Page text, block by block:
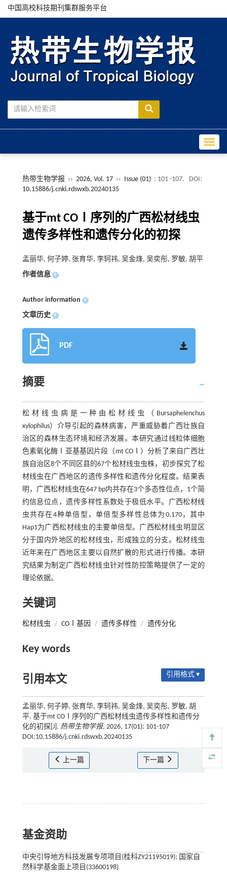
中国高校科技期刊集群服务平台
热带生物学报 ›› 2026, Vol. 17 ›› Issue (01) : 101 -107.
DOI:
10.15886/j.cnki.rdswxb.20240135
基于mt COⅠ序列的广西松材线虫
遗传多样性和遗传分化的初探
孟丽华, 何子婷, 张育华, 李轲祎, 吴金烽, 吴奕彤, 罗敏, 胡平
作者信息 +
Author information +
文章历史 +
PDF
摘要
松材线虫病是一种由松材线虫（Bursaphelenchus
xylophilus）介导引起的森林病害，严重威胁着广西壮族自
治区的森林生态环境和经济发展。本研究通过线粒体细胞
色素氧化酶Ⅰ亚基基因片段（mt COⅠ）分析了来自广西壮
族自治区8个不同区县的67个松材线虫虫株，初步探究了松
材线虫在广西地区的遗传多样性和遗传分化程度。结果表
明，广西松材线虫在647 bp内共存在3个多态性位点，1个简
约信息位点，遗传多样性系数处于极低水平。广西松材线
虫共存在4种单倍型，单倍型多样性总体为0.170，其中
Hap1为广西松材线虫的主要单倍型。广西松材线虫明显区
分于国内外地区的松材线虫，形成独立的分支。松材线虫
近年来在广西地区主要以自然扩散的形式进行传播。本研
究结果为制定广西松材线虫针对性防控策略提供了一定的
理论依据。
关键词
松材线虫 / COⅠ基因 / 遗传多样性 / 遗传分化
Key words
引用本文 引用格式 ▾
孟丽华, 何子婷, 张育华, 李轲祎, 吴金烽, 吴奕彤, 罗敏, 胡
平. 基于mt COⅠ序列的广西松材线虫遗传多样性和遗传分
化的初探[J]. 热带生物学报, 2026, 17(01): 101-107
DOI:10.15886/j.cnki.rdswxb.20240135
上一篇 下一篇
基金资助
中央引导地方科技发展专项项目(桂科ZY21195019); 国家自
然科学基金面上项目(33600198)